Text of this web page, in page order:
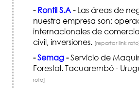
- Rontil S.A-Las áreas de
nuestra empresa son:
internacionales de
civil, inversiones. [reportar link
-Semag-Servicio de
Forestal. Tacuarembó -
roto]